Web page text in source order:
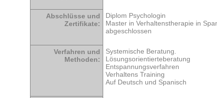
Abschlüsse und
Zertifikate:
Diplom Psychologin
Master in Verhaltenstherapie in
abgeschlossen
Verfahren und
Methoden:
Systemische Beratung.
Lösungsorientierteberatung
Entspannungsverfahren
Verhaltens Training
Auf Deutsch und Spanisch